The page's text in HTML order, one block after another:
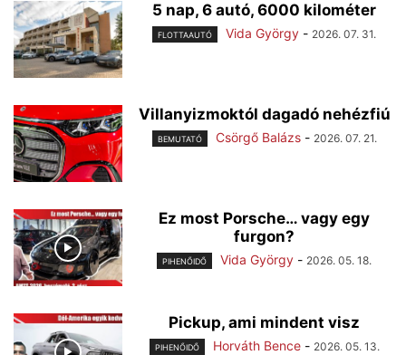
5 nap, 6 autó, 6000 kilométer
FLOTTAAUTÓ Vida György - 2026. 07. 31.
Villanyizmoktól dagadó nehézfiú
BEMUTATÓ Csörgő Balázs - 2026. 07. 21.
Ez most Porsche… vagy egy
furgon?
PIHENŐIDŐ Vida György - 2026. 05. 18.
Pickup, ami mindent visz
PIHENŐIDŐ Horváth Bence - 2026. 05. 13.